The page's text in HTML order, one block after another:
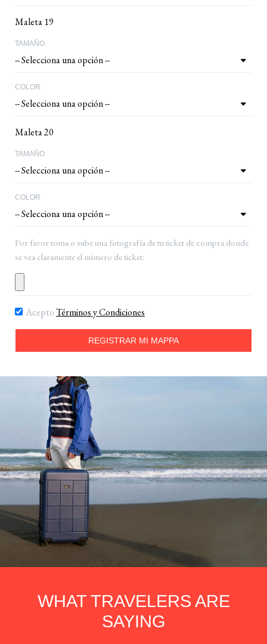
Maleta 19
TAMAÑO
COLOR
Maleta 20
TAMAÑO
COLOR
Por favor toma o sube una fotografía de tu ticket de compra donde
se vea claramente el número de ticket:
AceptoTérminos y Condiciones
REGISTRAR MI MAPPA
WHAT TRAVELERS ARE
SAYING